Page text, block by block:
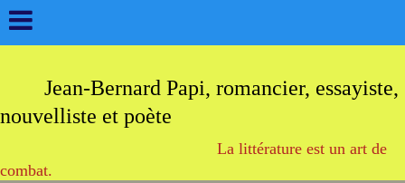
Jean-Bernard Papi, romancier, essayiste,
nouvelliste et poète
La littérature est un art de
combat.